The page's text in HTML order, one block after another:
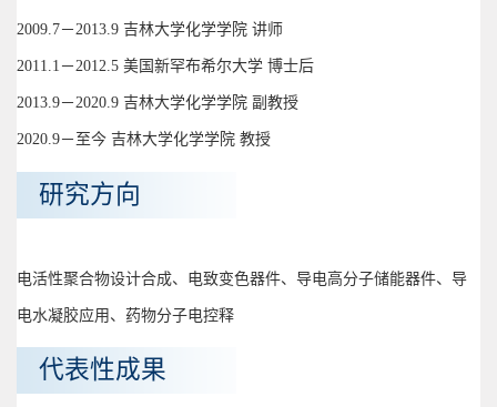
2009.7－2013.9 吉林大学化学学院 讲师
2011.1－2012.5 美国新罕布希尔大学 博士后
2013.9－2020.9 吉林大学化学学院 副教授
2020.9－至今 吉林大学化学学院 教授
研究方向
电活性聚合物设计合成、电致变色器件、导电高分子储能器件、导
电水凝胶应用、药物分子电控释
代表性成果